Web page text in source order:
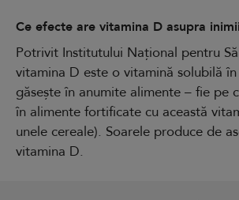
Ce efecte are vitamina D asupra inimii
Potrivit Institutului Național pentru
vitamina D este o vitamină solubilă
găsește în anumite alimente – fie pe
în alimente fortificate cu această
unele cereale). Soarele produce de
vitamina D.